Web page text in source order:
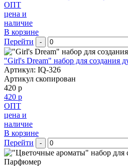
ОПТ
цена и
наличие
В корзине
Перейти
-
"Girl's Dream" набор для
Артикул: IQ-326
Артикул скопирован
420 р
420 р
ОПТ
цена и
наличие
В корзине
Перейти
-